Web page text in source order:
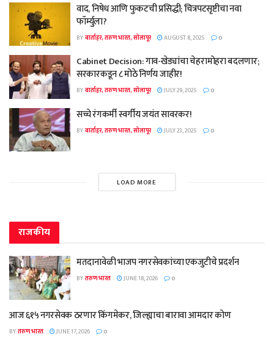
वाद, निषेध आणि फुकटची प्रसिद्धी; चित्रपटसृष्टीचा नवा
फॉर्म्युला?
BYवार्ताहर, तरुण भारत, सोलापूर AUGUST 8, 2025 0
Cabinet Decision: गाव-खेड्यांचा चेहरामोहरा बदलणार;
सरकारकडून ८ मोठे निर्णय जाहीर!
BYवार्ताहर, तरुण भारत, सोलापूर JULY 29, 2025 0
सच्चे रंगकर्मी स्वर्गीय जयंत सावरकर!
BYवार्ताहर, तरुण भारत, सोलापूर JULY 23, 2025 0
LOAD MORE
राजकीय
मतदानावेळी भाजप नगरसेवकांच्या एकजुटीचे प्रदर्शन
BYतरुण भारत JUNE 18, 2026 0
आज ६१५ नगरसेवक ठरणार किंगमेकर, जिल्ह्याचा बारावा आमदार कोण
BYतरुण भारत JUNE 17, 2026 0